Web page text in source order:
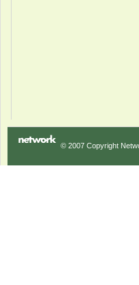
© 2007 Copyright